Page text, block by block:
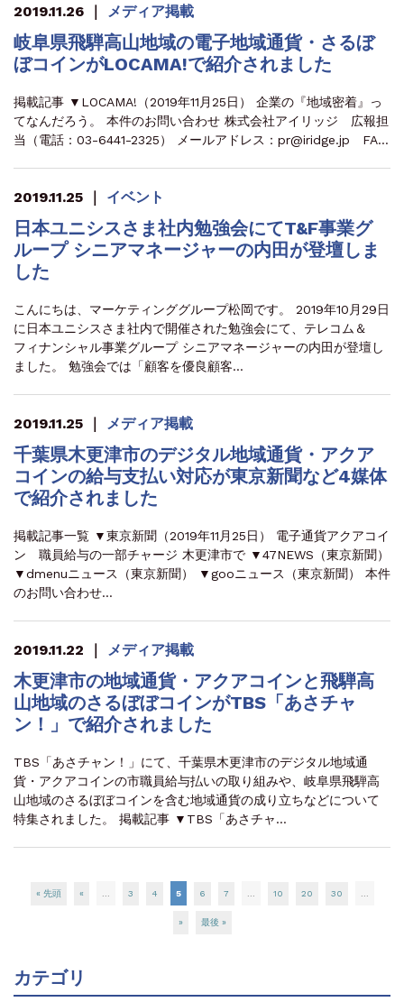
2019.11.26 ｜ メディア掲載
岐阜県飛騨高山地域の電子地域通貨・さるぼ
ぼコインがLOCAMA!で紹介されました
掲載記事 ▼LOCAMA!（2019年11月25日） 企業の『地域密着』っ
てなんだろう。 本件のお問い合わせ 株式会社アイリッジ 広報担
当（電話：03-6441-2325） メールアドレス：pr@iridge.jp FA…
2019.11.25 ｜ イベント
日本ユニシスさま社内勉強会にてT&F事業グ
ループ シニアマネージャーの内田が登壇しま
した
こんにちは、マーケティンググループ松岡です。 2019年10月29日
に日本ユニシスさま社内で開催された勉強会にて、テレコム＆
フィナンシャル事業グループ シニアマネージャーの内田が登壇し
ました。 勉強会では「顧客を優良顧客…
2019.11.25 ｜ メディア掲載
千葉県木更津市のデジタル地域通貨・アクア
コインの給与支払い対応が東京新聞など4媒体
で紹介されました
掲載記事一覧 ▼東京新聞（2019年11月25日） 電子通貨アクアコイ
ン 職員給与の一部チャージ 木更津市で ▼47NEWS（東京新聞）
▼dmenuニュース（東京新聞） ▼gooニュース（東京新聞） 本件
のお問い合わせ…
2019.11.22 ｜ メディア掲載
木更津市の地域通貨・アクアコインと飛騨高
山地域のさるぼぼコインがTBS「あさチャ
ン！」で紹介されました
TBS「あさチャン！」にて、千葉県木更津市のデジタル地域通
貨・アクアコインの市職員給与払いの取り組みや、岐阜県飛騨高
山地域のさるぼぼコインを含む地域通貨の成り立ちなどについて
特集されました。 掲載記事 ▼TBS「あさチャ…
« 先頭 « 3 4 5 6 7 10 20 30
» 最後 »
カテゴリ